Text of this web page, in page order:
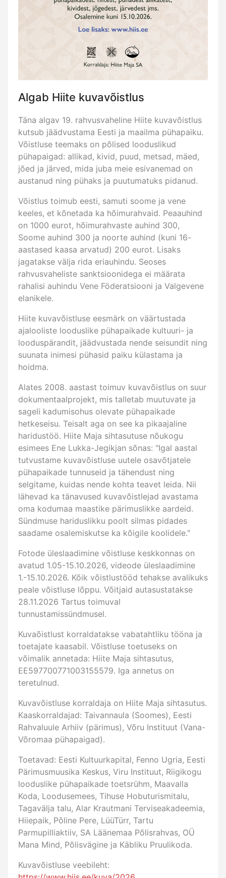
Algab Hiite kuvavõistlus
Täna algav 19. rahvusvaheline Hiite kuvavõistlus
kutsub jäädvustama Eesti ja maailma pühapaiku.
Võistluse teemaks on põlised looduslikud
pühapaigad: allikad, kivid, puud, metsad, mäed,
jõed ja järved, mida juba meie esivanemad on
austanud ning pühaks ja puutumatuks pidanud.
Võistlus toimub eesti, samuti soome ja vene
keeles, et kõnetada ka hõimurahvaid. Peaauhind
on 1000 eurot, hõimurahvaste auhind 300,
Soome auhind 300 ja noorte auhind (kuni 16-
aastased kaasa arvatud) 200 eurot. Lisaks
jagatakse välja rida eriauhindu. Seoses
rahvusvaheliste sanktsioonidega ei määrata
rahalisi auhindu Vene Föderatsiooni ja Valgevene
elanikele.
Hiite kuvavõistluse eesmärk on väärtustada
ajalooliste looduslike pühapaikade kultuuri- ja
looduspärandit, jäädvustada nende seisundit ning
suunata inimesi pühasid paiku külastama ja
hoidma.
Alates 2008. aastast toimuv kuvavõistlus on suur
dokumentaalprojekt, mis talletab muutuvate ja
sageli kadumisohus olevate pühapaikade
hetkeseisu. Teisalt aga on see ka pikaajaline
haridustöö. Hiite Maja sihtasutuse nõukogu
esimees Ene Lukka-Jegikjan sõnas: "Igal aastal
tutvustame kuvavõistluse uutele osavõtjatele
pühapaikade tunnuseid ja tähendust ning
selgitame, kuidas nende kohta teavet leida. Nii
lähevad ka tänavused kuvavõistlejad avastama
oma kodumaa maastike pärimuslikke aardeid.
Sündmuse hariduslikku poolt silmas pidades
saadame osalemiskutse ka kõigile koolidele."
Fotode üleslaadimine võistluse keskkonnas on
avatud 1.05-15.10.2026, videode üleslaadimine
1.-15.10.2026. Kõik võistlustööd tehakse avalikuks
peale võistluse lõppu. Võitjaid autasustatakse
28.11.2026 Tartus toimuval
tunnustamissündmusel.
Kuvaõistlust korraldatakse vabatahtliku tööna ja
toetajate kaasabil. Võistluse toetuseks on
võimalik annetada: Hiite Maja sihtasutus,
EE597700771003155579. Iga annetus on
teretulnud.
Kuvavõistluse korraldaja on Hiite Maja sihtasutus.
Kaaskorraldajad: Taivannaula (Soomes), Eesti
Rahvaluule Arhiiv (pärimus), Võru Instituut (Vana-
Võromaa pühapaigad).
Toetavad: Eesti Kultuurkapital, Fenno Ugria, Eesti
Pärimusmuusika Keskus, Viru Instituut, Riigikogu
looduslike pühapaikade toetsrühm, Maavalla
Koda, Loodusemees, Tihuse Hobuturismitalu,
Tagavälja talu, Alar Krautmani Terviseakadeemia,
Hiiepaik, Põline Pere, LüüTürr, Tartu
Parmupilliaktiiv, SA Läänemaa Põlisrahvas, OÜ
Mana Mind, Põlisvägine ja Käbliku Pruulikoda.
Kuvavõistluse veebileht: